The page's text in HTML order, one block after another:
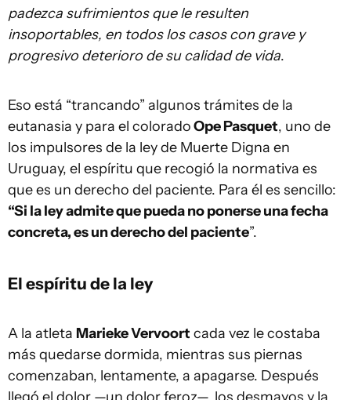
padezca sufrimientos que le resulten
insoportables, en todos los casos con grave y
progresivo deterioro de su calidad de vida.
Eso está “trancando” algunos trámites de la
eutanasia y para el coloradoOpe Pasquet, uno de
los impulsores de la ley de Muerte Digna en
Uruguay, el espíritu que recogió la normativa es
que es un derecho del paciente. Para él es sencillo:
“Si la ley admite que pueda no ponerse una fecha
concreta, es un derecho del paciente”.
El espíritu de la ley
A la atleta Marieke Vervoort cada vez le costaba
más quedarse dormida, mientras sus piernas
comenzaban, lentamente, a apagarse. Después